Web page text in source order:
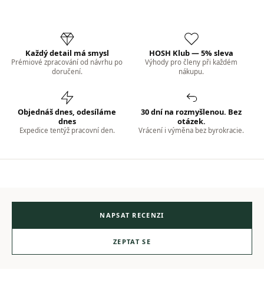
Každý detail má smysl
Prémiové zpracování od návrhu po
doručení.
HOSH Klub — 5% sleva
Výhody pro členy při každém
nákupu.
Objednáš dnes, odesíláme
dnes
Expedice tentýž pracovní den.
30 dní na rozmyšlenou. Bez
otázek.
Vrácení i výměna bez byrokracie.
NAPSAT RECENZI
ZEPTAT SE